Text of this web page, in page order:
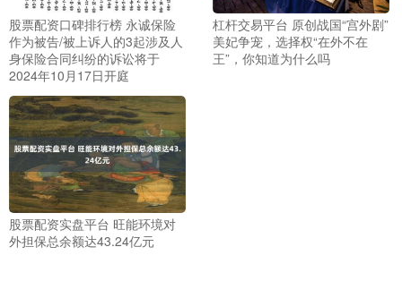
股票配资口碑排行榜 永诚保险
作为被告/被上诉人的3起涉及人
身保险合同纠纷的诉讼将于
2024年10月17日开庭
杠杆交易平台 原创战国“宫外剧”
美妃争宠，选择权“在外不在
王”，你知道为什么吗
股票配资实盘平台 旺能环境对
外担保总余额达43.24亿元